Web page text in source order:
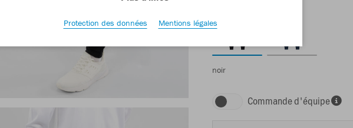
noir
Commande d'équipe
Protection des données Mentions légales